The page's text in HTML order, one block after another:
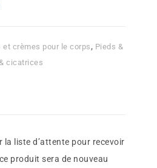
et crèmes pour le corps , Pieds &
cicatrices
la liste d’attente pour recevoir
produit sera de nouveau